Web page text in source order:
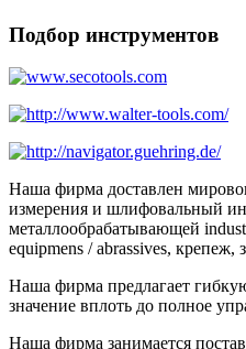
Подбор инструментов
Наша фирма доставлен
измерения и шлифовальный
металлообрабатывающей
equipmens / abrassives, крепеж,
Наша фирма предлагает
значение вплоть до полное
Наша фирма занимается